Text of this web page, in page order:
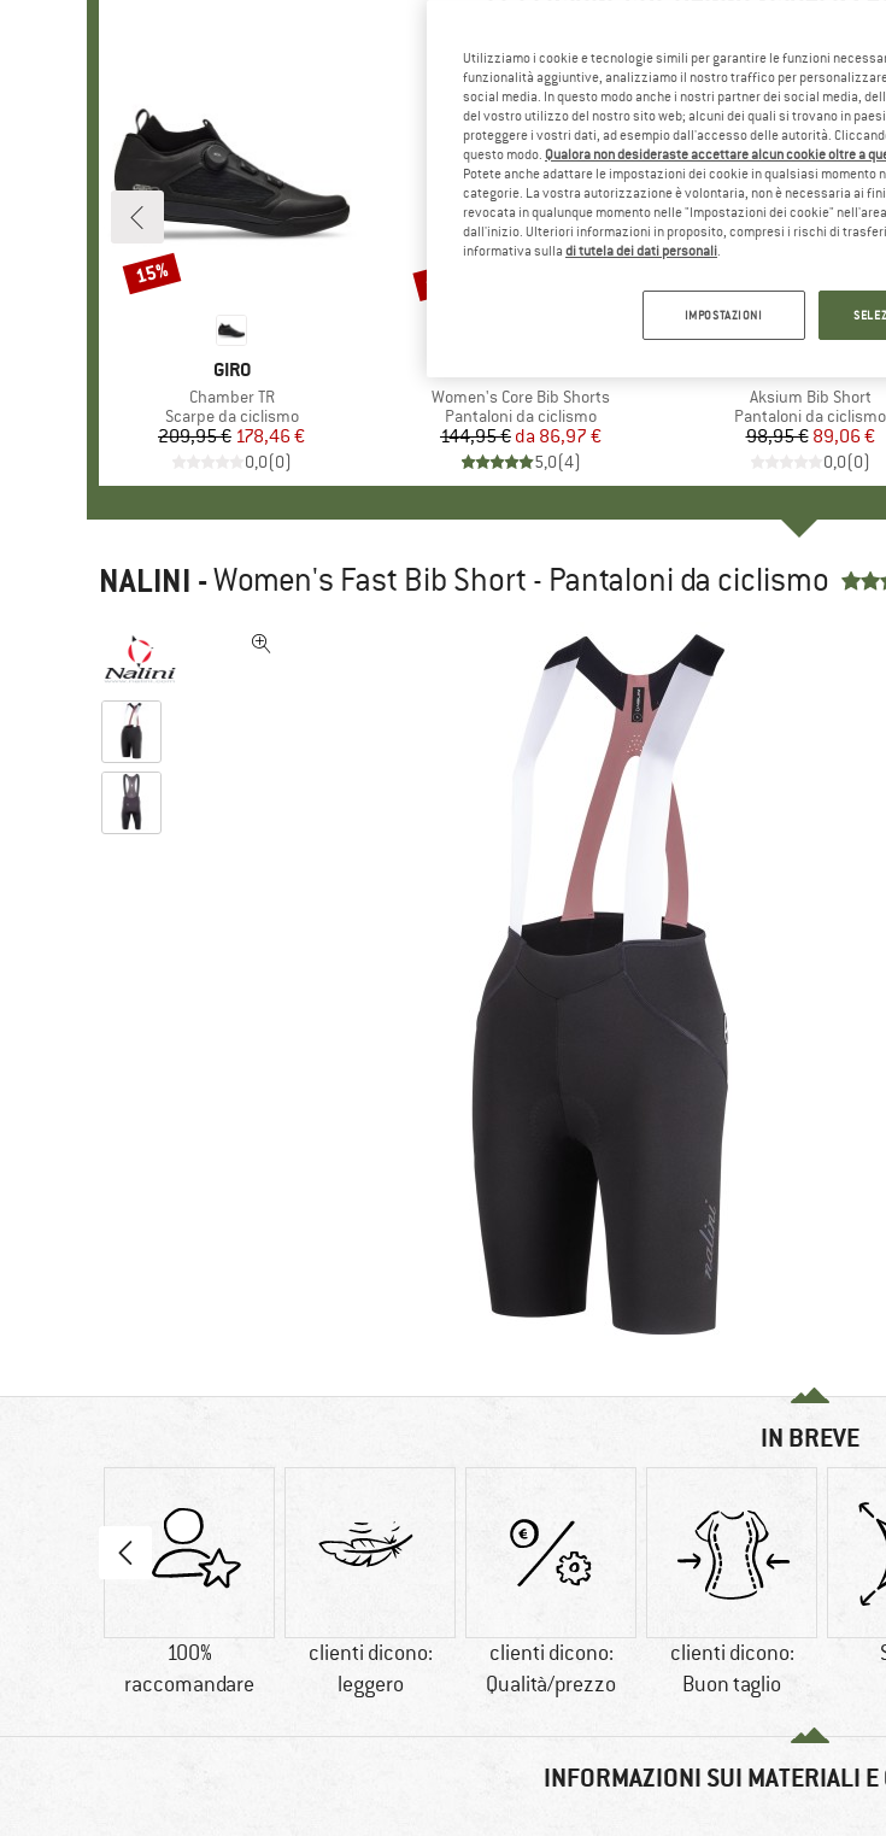
MARCHIO
GIRO
Articolo
Chamber TR
Gruppo di prodotti
Scarpe da ciclismo
Prezzo
209,95 €Prezzo ridotto
178,46 €
0,0(0)
Sconto
15%
Articolo
Women's Core Bib Shorts
Gruppo di prodotti
Pantaloni da ciclismo
Prezzo
144,95 € Prezzo ridotto
da 86,97 €
5,0(4)
Sconto
fino al 40%
Articolo
Aksium Bib Short
Gruppo di prodotti
Pantaloni da ciclismo
Prezzo
98,95 € Prezzo
89,06 €
0,0(0)
NALINI -Women's Fast Bib Short - Pantaloni da ciclismo
IN BREVE
100%
raccomandare
clienti dicono:
leggero
clienti dicono:
Qualità/prezzo
clienti dicono:
Buon taglio
INFORMAZIONI SUI MATERIALI E
Utilizziamo i cookie e tecnologie simili per garantire le funzioni
funzionalità aggiuntive, analizziamo il nostro traffico per
social media. In questo modo anche i nostri partner dei social media,
del vostro utilizzo del nostro sito web; alcuni dei quali si trovano in
proteggere i vostri dati, ad esempio dall'accesso delle autorità.
questo modo. Qualora non desideraste accettare alcun cookie oltre a
Potete anche adattare le impostazioni dei cookie in qualsiasi momento
categorie. La vostra autorizzazione è volontaria, non è necessaria ai
revocata in qualunque momento nelle "Impostazioni dei cookie"
dall'inizio. Ulteriori informazioni in proposito, compresi i rischi di
informativa sulla di tutela dei dati personali.
IMPOSTAZIONI